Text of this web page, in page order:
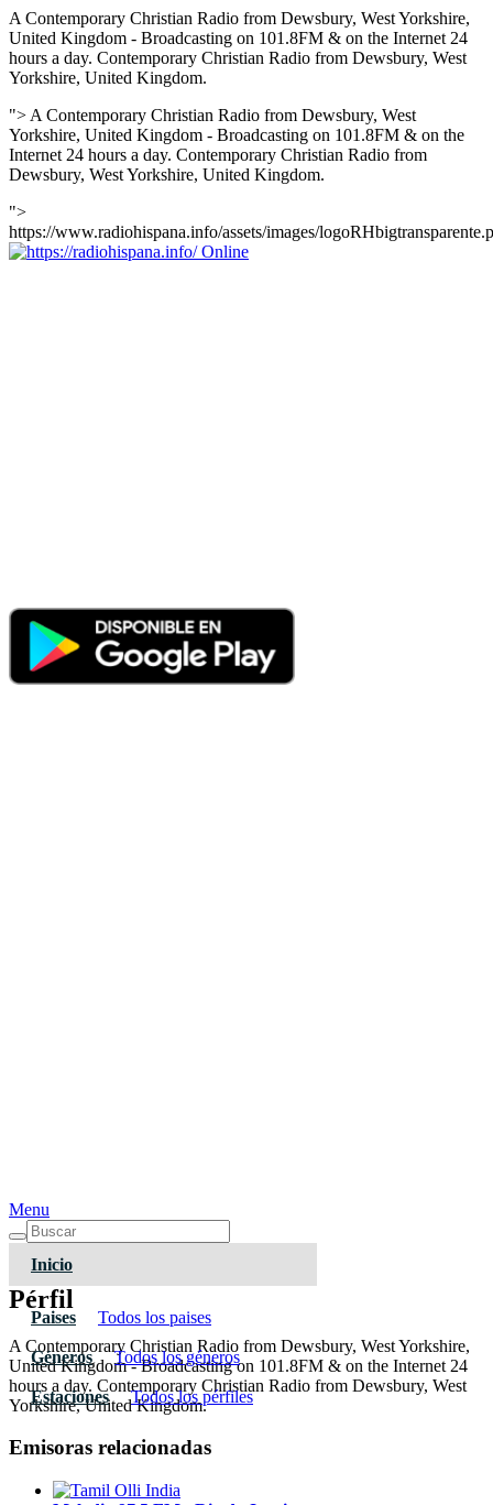
A Contemporary Christian Radio from Dewsbury, West Yorkshire,
United Kingdom - Broadcasting on 101.8FM & on the Internet 24
hours a day. Contemporary Christian Radio from Dewsbury, West
Yorkshire, United Kingdom.
"> A Contemporary Christian Radio from Dewsbury, West
Yorkshire, United Kingdom - Broadcasting on 101.8FM & on the
Internet 24 hours a day. Contemporary Christian Radio from
Dewsbury, West Yorkshire, United Kingdom.
">
https://www.radiohispana.info/assets/images/
Online
Menu
Inicio
Paises Todos los paises
Géneros Todos los géneros
Estaciones Todos los pérfiles
Pérfil
A Contemporary Christian Radio from Dewsbury, West Yorkshire,
United Kingdom - Broadcasting on 101.8FM & on the Internet 24
hours a day. Contemporary Christian Radio from Dewsbury, West
Yorkshire, United Kingdom.
Emisoras relacionadas